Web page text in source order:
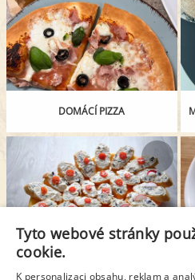
DOMÁCÍ PIZZA
Tyto webové stránky
cookie.
K personalizaci obsahu, reklam a